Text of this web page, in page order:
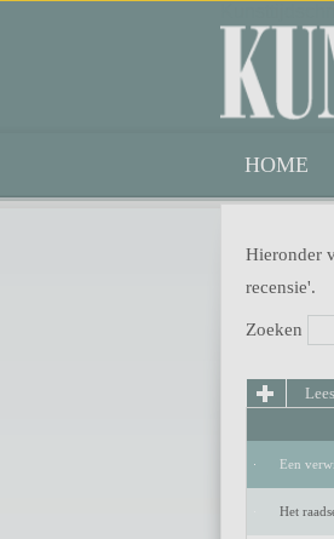
HOME
Hieronder
recensie'.
Zoeken
Een
Het